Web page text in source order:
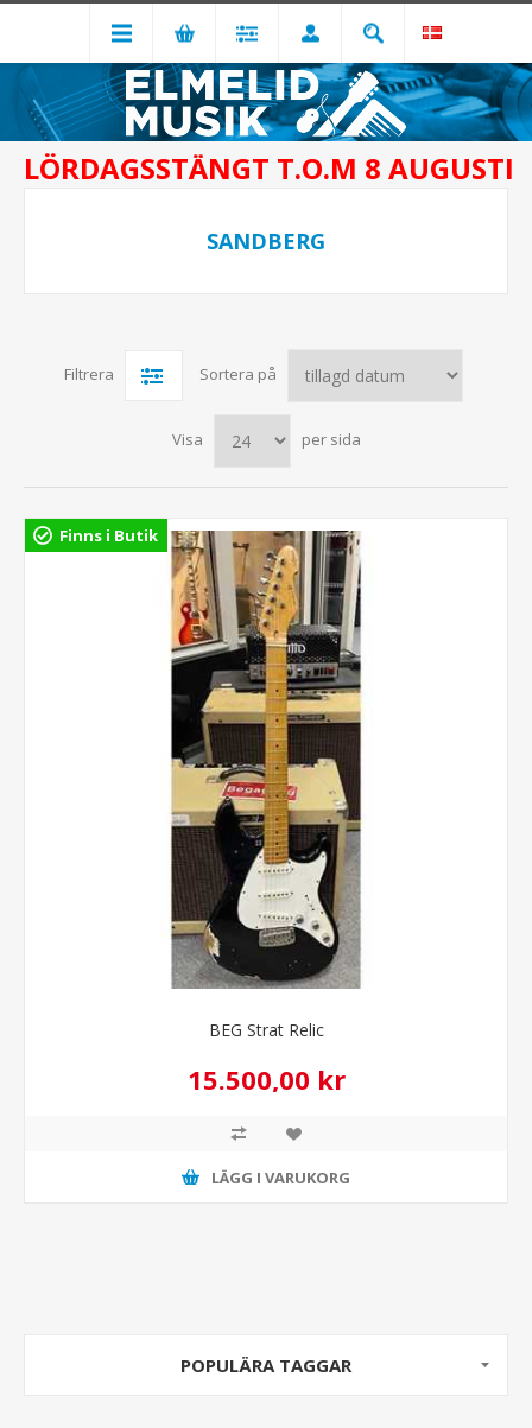
LÖRDAGSSTÄNGT T.O.M 8 AUGUSTI
SANDBERG
Filtrera Sortera på
Visa per sida
Finns i Butik
BEG Strat Relic
15.500,00 kr
LÄGG I VARUKORG
POPULÄRA TAGGAR